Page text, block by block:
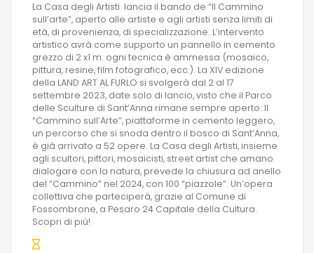
La Casa degli Artisti lancia il bando de “Il Cammino
sull’arte”, aperto alle artiste e agli artisti senza limiti di
età, di provenienza, di specializzazione. L’intervento
artistico avrà come supporto un pannello in cemento
grezzo di 2 x1 m: ogni tecnica è ammessa (mosaico,
pittura, resine, film fotografico, ecc.). La XIV edizione
della LAND ART AL FURLO si svolgerà dal 2 al 17
settembre 2023, date solo di lancio, visto che il Parco
delle Sculture di Sant’Anna rimane sempre aperto. Il
“Cammino sull’Arte”, piattaforme in cemento leggero,
un percorso che si snoda dentro il bosco di Sant’Anna,
è già arrivato a 52 opere. La Casa degli Artisti, insieme
agli scultori, pittori, mosaicisti, street artist che amano
dialogare con la natura, prevede la chiusura ad anello
del “Cammino” nel 2024, con 100 “piazzole”. Un’opera
collettiva che parteciperà, grazie al Comune di
Fossombrone, a Pesaro 24 Capitale della Cultura.
Scopri di più!